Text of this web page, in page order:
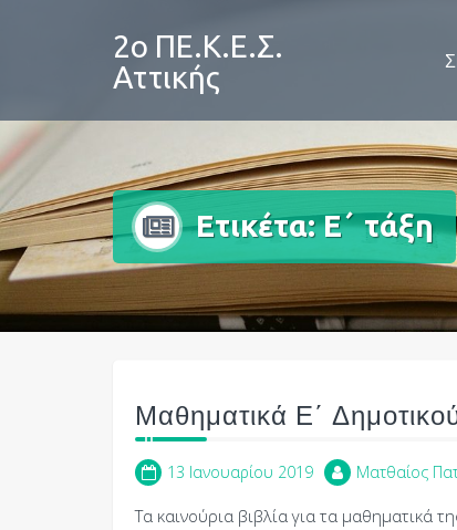
2ο ΠΕ.Κ.Ε.Σ.
Αττικής
Ετικέτα:Ε΄ τάξη
Μαθηματικά Ε΄
13 Ιανουαρίου 2019 Ματθαίος
Τα καινούρια βιβλία για τα μαθηματικά